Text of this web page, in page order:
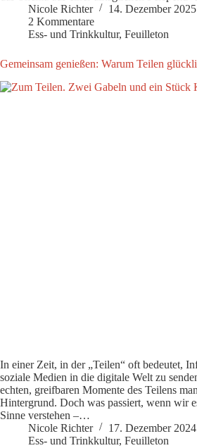
Nicole Richter
14. Dezember 2025
2 Kommentare
Ess- und Trinkkultur, Feuilleton
Gemeinsam genießen: Warum Teilen
In einer Zeit, in der „Teilen“ oft bedeutet,
soziale Medien in die digitale Welt zu
echten, greifbaren Momente des Teilens
Hintergrund. Doch was passiert, wenn wir
Sinne verstehen –…
Nicole Richter
17. Dezember 2024
Ess- und Trinkkultur, Feuilleton